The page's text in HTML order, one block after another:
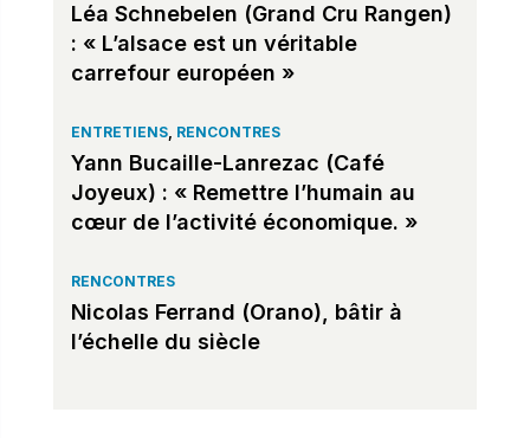
Léa Schnebelen (Grand Cru Rangen)
: « L’alsace est un véritable
carrefour européen »
ENTRETIENS, RENCONTRES
Yann Bucaille-Lanrezac (Café
Joyeux) : « Remettre l’humain au
cœur de l’activité économique. »
RENCONTRES
Nicolas Ferrand (Orano), bâtir à
l’échelle du siècle